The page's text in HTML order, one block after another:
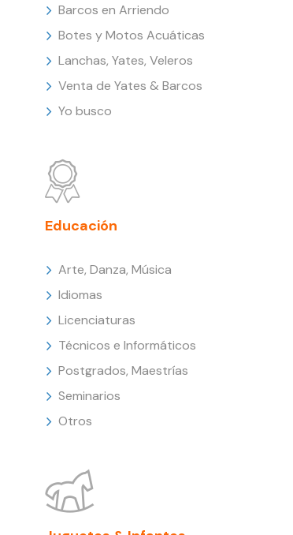
Barcos en Arriendo
Botes y Motos Acuáticas
Lanchas, Yates, Veleros
Venta de Yates & Barcos
Yo busco
Educación
Arte, Danza, Música
Idiomas
Licenciaturas
Técnicos e Informáticos
Postgrados, Maestrías
Seminarios
Otros